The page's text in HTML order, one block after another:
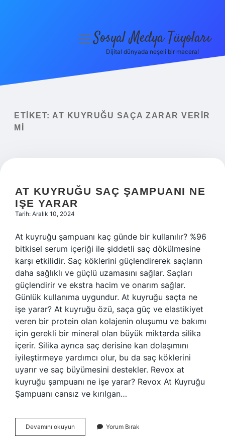
Yasal Uyarı
menüyüSosyal Medya Tüyoları
Dijital dünyada neşeli bir macera!
ETIKET: AT KUYRUĞU SAÇA ZARAR VERIR
MI
AT KUYRUĞU SAÇ ŞAMPUANI NE
IŞE YARAR
Tarih: Aralık 10, 2024
At kuyruğu şampuanı kaç günde bir kullanılır? %96
bitkisel serum içeriği ile şiddetli saç dökülmesine
karşı etkilidir. Saç köklerini güçlendirerek saçların
daha sağlıklı ve güçlü uzamasını sağlar. Saçları
güçlendirir ve ekstra hacim ve onarım sağlar.
Günlük kullanıma uygundur. At kuyruğu saçta ne
işe yarar? At kuyruğu özü, saça güç ve elastikiyet
veren bir protein olan kolajenin oluşumu ve bakımı
için gerekli bir mineral olan büyük miktarda silika
içerir. Silika ayrıca saç derisine kan dolaşımını
iyileştirmeye yardımcı olur, bu da saç köklerini
uyarır ve saç büyümesini destekler. Revox at
kuyruğu şampuanı ne işe yarar? Revox At Kuyruğu
Şampuanı cansız ve kırılgan…
Devamını okuyun
Kuyruğu
Yorum Bırak